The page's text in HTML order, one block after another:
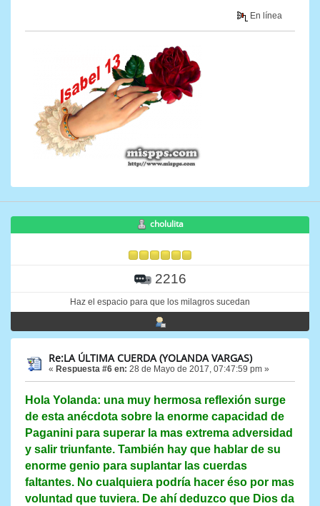
En línea
cholulita
2216
Haz el espacio para que los milagros sucedan
Re:LA ÚLTIMA CUERDA (YOLANDA VARGAS)
« Respuesta #6 en: 28 de Mayo de 2017, 07:47:59 pm »
Hola Yolanda: una muy hermosa reflexión surge
de esta anécdota sobre la enorme capacidad de
Paganini para superar la mas extrema adversidad
y salir triunfante. También hay que hablar de su
enorme genio para suplantar las cuerdas
faltantes. No cualquiera podría hacer éso por mas
voluntad que tuviera. De ahí deduzco que Dios da